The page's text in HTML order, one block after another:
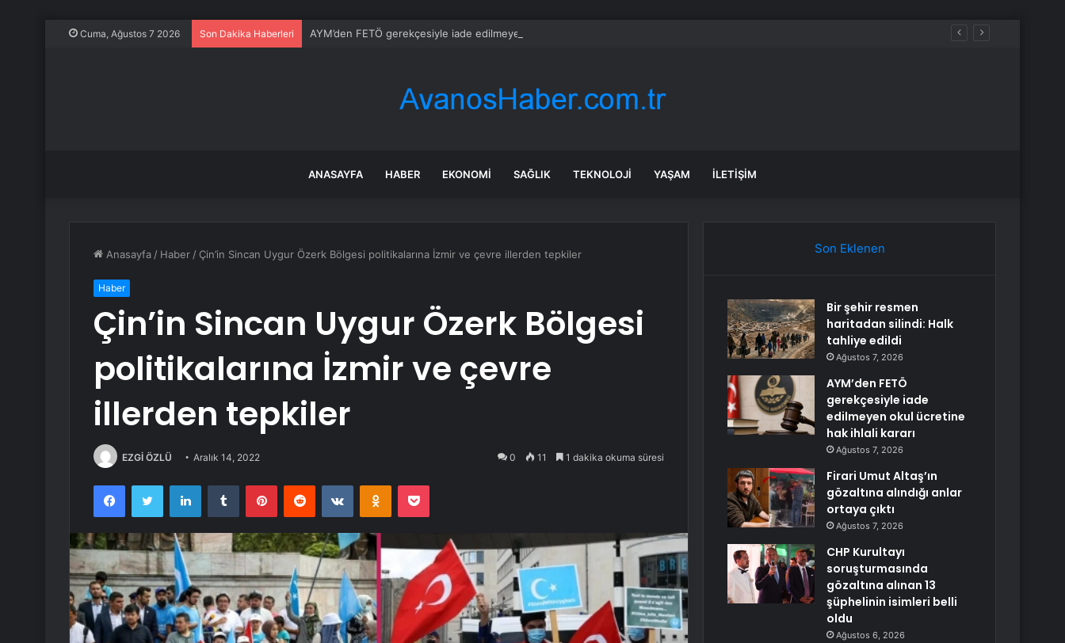
Cuma, Ağustos 7 2026 Son Dakika Haberleri AYM’den FETÖ gerekçesiyle iade edilmeyen okul ücretine hak ihlali kararı
ANASAYFA HABER EKONOMI SAĞLIK TEKNOLOJI YAŞAM İLETIŞIM
Anasayfa / Haber / Çin’in Sincan Uygur Özerk Bölgesi politikalarına İzmir ve çevre illerden tepkiler
Haber
Çin’in Sincan Uygur Özerk Bölgesi
politikalarına İzmir ve çevre
illerden tepkiler
EZGİ ÖZLÜ Aralık 14, 2022 0 11 1 dakika okuma süresi
FacebookTwitter LinkedInTumblr PinterestReddit VKontakteOdnoklassniki
Pocket
Son Eklenen
Bir şehir resmen
haritadan silindi: Halk
tahliye edildi
Ağustos 7, 2026
AYM’den FETÖ
gerekçesiyle iade
edilmeyen okul ücretine
hak ihlali kararı
Ağustos 7, 2026
Firari Umut Altaş’ın
gözaltına alındığı anlar
ortaya çıktı
Ağustos 7, 2026
CHP Kurultayı
soruşturmasında
gözaltına alınan 13
şüphelinin isimleri belli
oldu
Ağustos 6, 2026